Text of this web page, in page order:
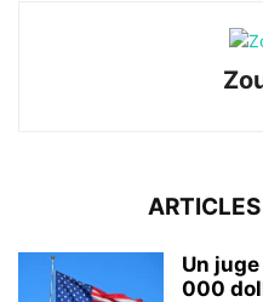
Un
000